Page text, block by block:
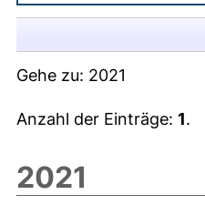
Gehe zu: 2021
Anzahl der Einträge: 1.
2021